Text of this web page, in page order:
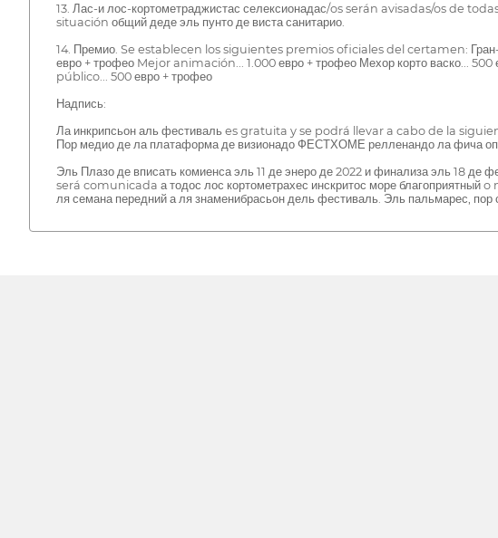
13. Лас-и лос-кортометраджистас селексионадас/os serán avisadas/os de
situación общий деде эль пунто де виста санитарио.
14. Премио. Se establecen los siguientes premios oficiales del certamen: Гран-
евро + трофео Mejor animación... 1.000 евро + трофео Мехор корто васко...
público... 500 евро + трофео
Надпись:
Ла инкрипсьон аль фестиваль es gratuita y se podrá llevar a cabo de la
Пор медио де ла платаформа де визионадо ФЕСТХОМЕ релленандо ла фича
Эль Плазо де вписать комиенса эль 11 де энеро де 2022 и финализа эль 18 де
será comunicada а тодос лос кортометрахес инскритос море
ля семана передний а ля знаменибрасьон дель фестиваль. Эль пальмарес, пор